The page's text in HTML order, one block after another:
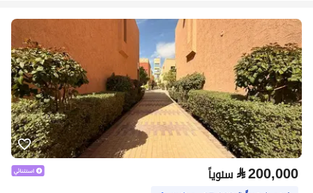
⃁200,000 سنوياً